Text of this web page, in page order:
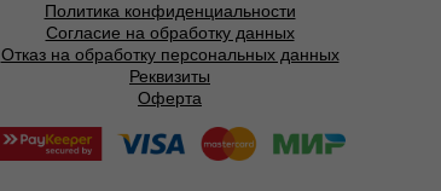
Политика конфиденциальности
Согласие на обработку данных
Отказ на обработку персональных данных
Реквизиты
Оферта